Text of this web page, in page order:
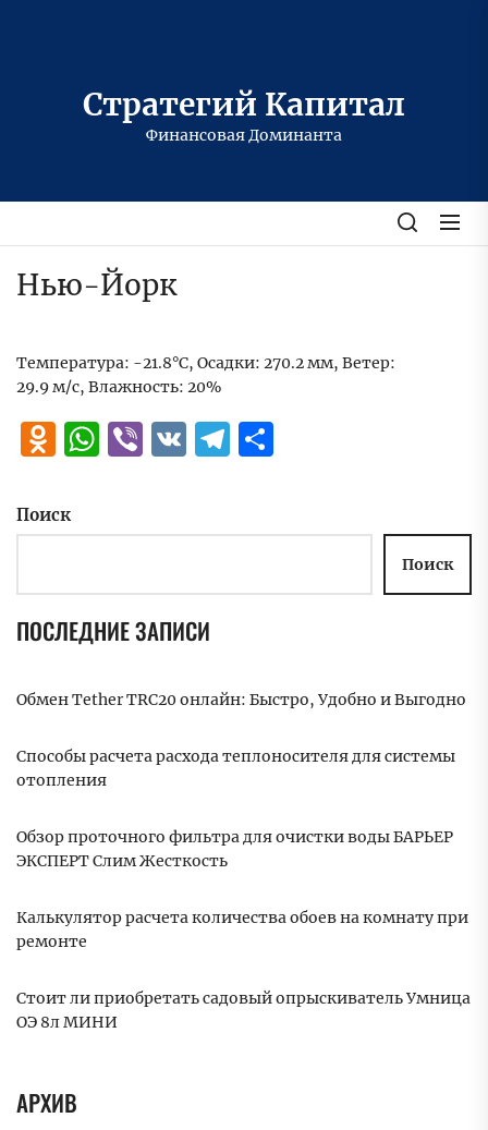
Стратегий Капитал
Финансовая Доминанта
Нью-Йорк
Температура: -21.8°C, Осадки: 270.2 мм, Ветер:
29.9 м/с, Влажность: 20%
Odnoklassniki
WhatsApp
Viber
VK Telegram
Поиск
Поиск
ПОСЛЕДНИЕ ЗАПИСИ
Обмен Tether TRC20 онлайн: Быстро, Удобно и Выгодно
Способы расчета расхода теплоносителя для системы
отопления
Обзор проточного фильтра для очистки воды БАРЬЕР
ЭКСПЕРТ Слим Жесткость
Калькулятор расчета количества обоев на комнату при
ремонте
Стоит ли приобретать садовый опрыскиватель Умница
ОЭ 8л МИНИ
АРХИВ